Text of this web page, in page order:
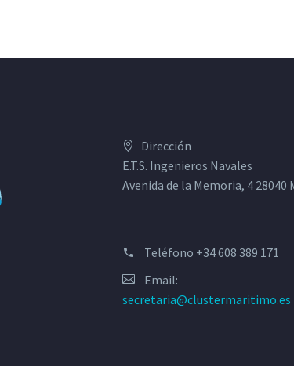
Dirección
E.T.S. Ingenieros Navales
Avenida de la Memoria, 4 28040
Teléfono +34 608 389 171
Email:
secretaria@clustermaritimo.es